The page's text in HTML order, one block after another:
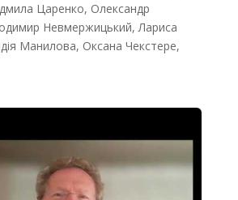
Царенко, Олександр
Невмержицький, Лариса
Манилова, Оксана Чекстере,